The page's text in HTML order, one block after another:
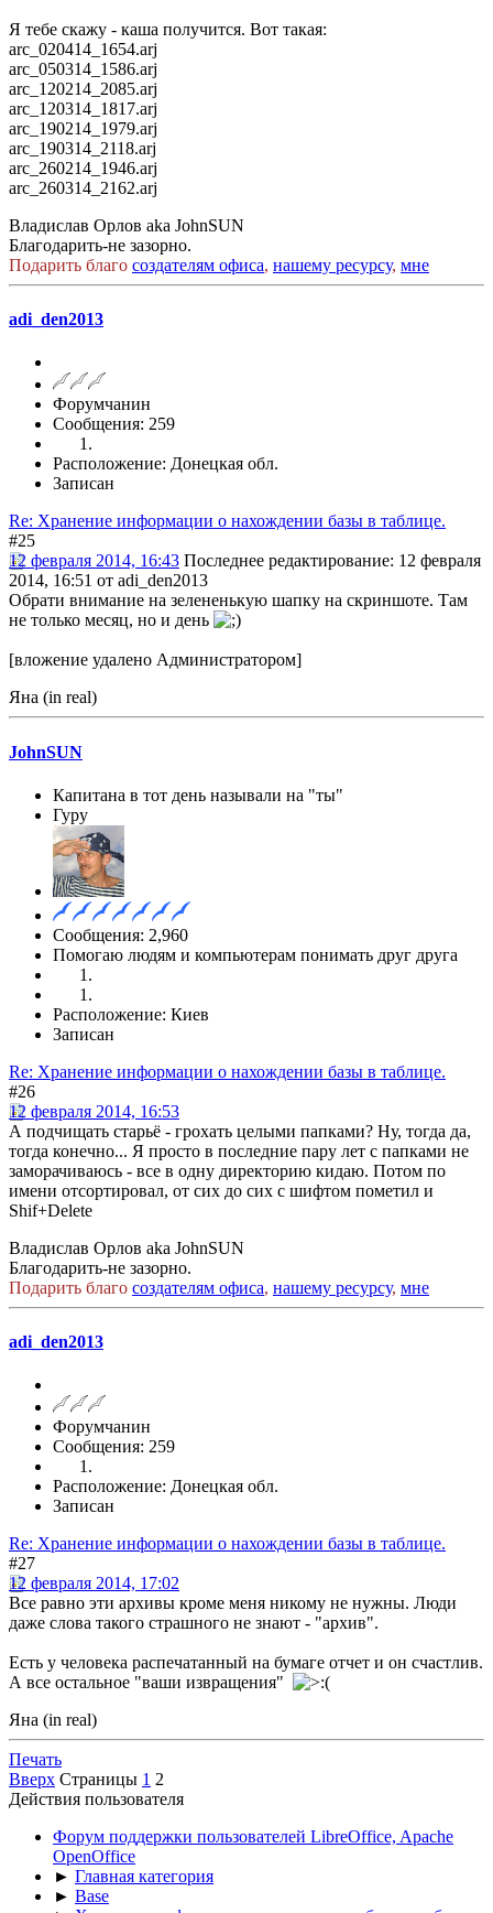
Я тебе скажу - каша получится. Вот такая:
arc_020414_1654.arj
arc_050314_1586.arj
arc_120214_2085.arj
arc_120314_1817.arj
arc_190214_1979.arj
arc_190314_2118.arj
arc_260214_1946.arj
arc_260314_2162.arj
Владислав Орлов aka JohnSUN
Благодарить-не зазорно.
Подарить благо создателям офиса, нашему ресурсу, мне
adi_den2013
Форумчанин
Сообщения: 259
Расположение: Донецкая обл.
Записан
Re: Хранение информации о нахождении базы в таблице.
#25
12 февраля 2014, 16:43 Последнее редактирование: 12 февраля
2014, 16:51 от adi_den2013
Обрати внимание на зелененькую шапку на скриншоте. Там
не только месяц, но и день
[вложение удалено Администратором]
Яна (in real)
JohnSUN
Капитана в тот день называли на "ты"
Гуру
Сообщения: 2,960
Помогаю людям и компьютерам понимать друг друга
Расположение: Киев
Записан
Re: Хранение информации о нахождении базы в таблице.
#26
12 февраля 2014, 16:53
А подчищать старьё - грохать целыми папками? Ну, тогда да,
тогда конечно... Я просто в последние пару лет с папками не
заморачиваюсь - все в одну директорию кидаю. Потом по
имени отсортировал, от сих до сих с шифтом пометил и
Shif+Delete
Владислав Орлов aka JohnSUN
Благодарить-не зазорно.
Подарить благо создателям офиса, нашему ресурсу, мне
adi_den2013
Форумчанин
Сообщения: 259
Расположение: Донецкая обл.
Записан
Re: Хранение информации о нахождении базы в таблице.
#27
12 февраля 2014, 17:02
Все равно эти архивы кроме меня никому не нужны. Люди
даже слова такого страшного не знают - "архив".
Есть у человека распечатанный на бумаге отчет и он счастлив.
А все остальное "ваши извращения"
Яна (in real)
Печать
Вверх Страницы 1 2
Действия пользователя
Форум поддержки пользователей LibreOffice, Apache
OpenOffice
► Главная категория
► Base